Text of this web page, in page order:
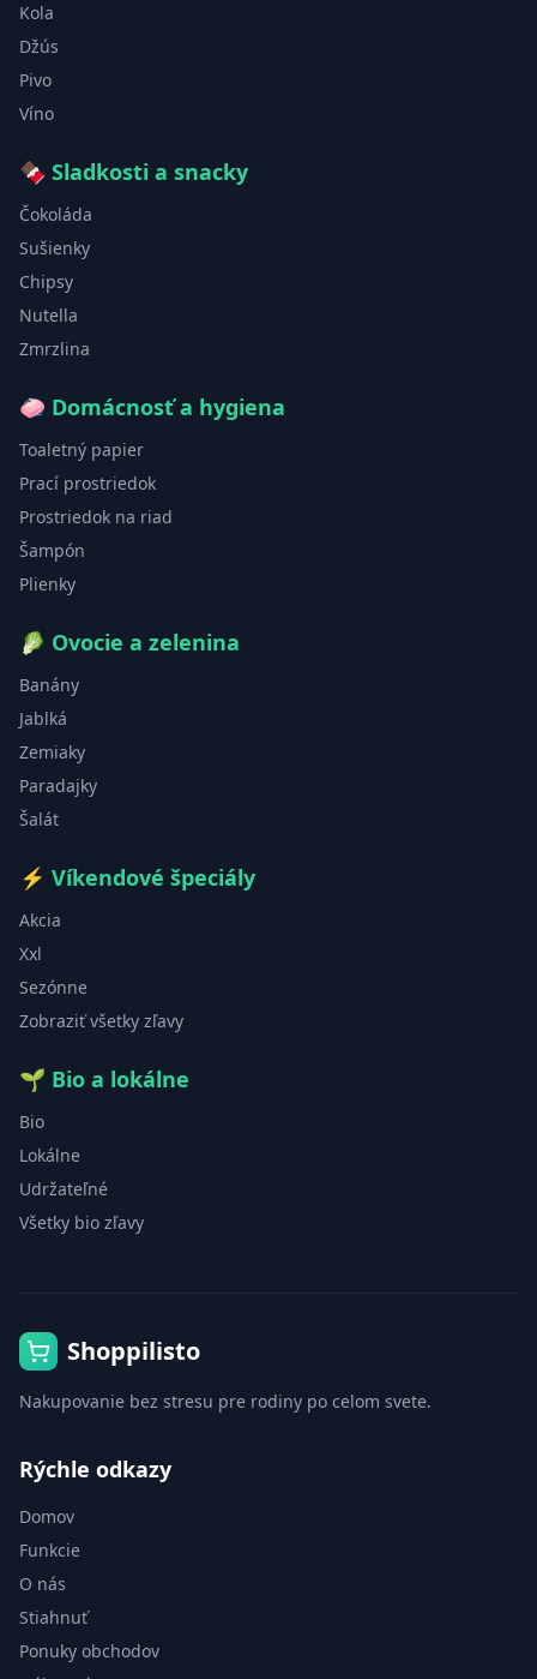
Kola
Džús
Pivo
Víno
🍫 Sladkosti a snacky
Čokoláda
Sušienky
Chipsy
Nutella
Zmrzlina
🧼 Domácnosť a hygiena
Toaletný papier
Prací prostriedok
Prostriedok na riad
Šampón
Plienky
🥬 Ovocie a zelenina
Banány
Jablká
Zemiaky
Paradajky
Šalát
⚡ Víkendové špeciály
Akcia
Xxl
Sezónne
Zobraziť všetky zľavy
🌱 Bio a lokálne
Bio
Lokálne
Udržateľné
Všetky bio zľavy
Shoppilisto
Nakupovanie bez stresu pre rodiny po celom svete.
Rýchle odkazy
Domov
Funkcie
O nás
Stiahnuť
Ponuky obchodov